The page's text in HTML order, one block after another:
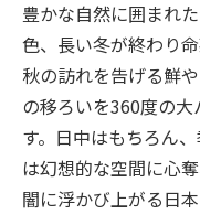
豊かな自然に囲まれ
色、長い冬が終わり
秋の訪れを告げる鮮
の移ろいを360度の
す。日中はもちろん
は幻想的な空間に心
闇に浮かび上がる日